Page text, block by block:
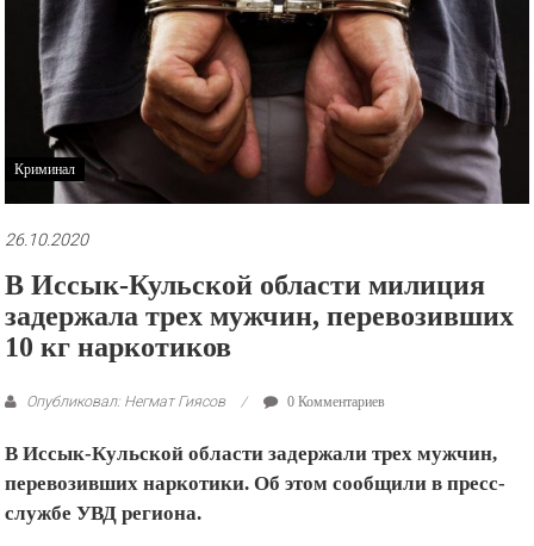
рекламные
ролики
презентации.
Криминал
26.10.2020
В Иссык-Кульской области милиция
задержала трех мужчин, перевозивших
10 кг наркотиков
Опубликовал: Негмат Гиясов 0 Комментариев
В Иссык-Кульской области задержали трех мужчин,
перевозивших наркотики. Об этом сообщили в пресс-
службе УВД региона.